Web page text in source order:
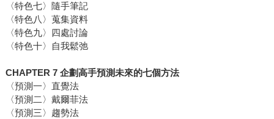
〈特色七〉隨手筆記
〈特色八〉蒐集資料
〈特色九〉四處討論
〈特色十〉自我鬆弛
CHAPTER 7 企劃高手預測未來的七個方法
〈預測一〉直覺法
〈預測二〉戴爾菲法
〈預測三〉趨勢法